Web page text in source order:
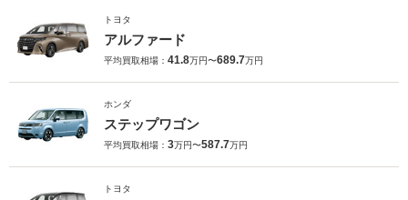
トヨタ
アルファード
平均買取相場： 41.8万円〜689.7万円
ホンダ
ステップワゴン
平均買取相場： 3万円〜587.7万円
トヨタ